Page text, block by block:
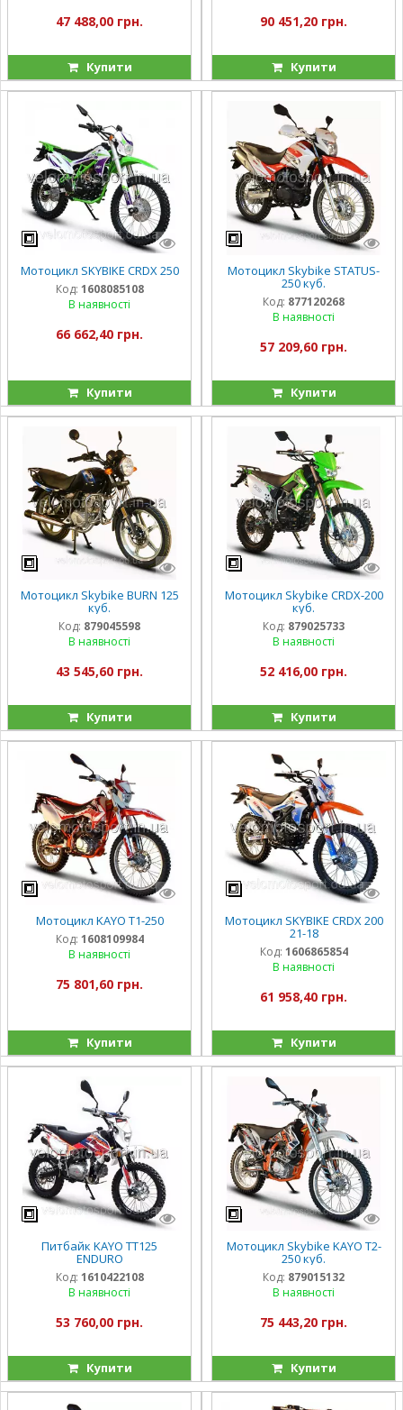
47 488,00 грн.
Купити
90 451,20 грн.
Купити
Мотоцикл SKYBIKE CRDX 250
Код: 1608085108
В наявності
66 662,40 грн.
Купити
Мотоцикл Skybike STATUS-
250 куб.
Код: 877120268
В наявності
57 209,60 грн.
Купити
Мотоцикл Skybike BURN 125
куб.
Код: 879045598
В наявності
43 545,60 грн.
Купити
Мотоцикл Skybike CRDX-200
куб.
Код: 879025733
В наявності
52 416,00 грн.
Купити
Мотоцикл KAYO T1-250
Код: 1608109984
В наявності
75 801,60 грн.
Купити
Мотоцикл SKYBIKE CRDX 200
21-18
Код: 1606865854
В наявності
61 958,40 грн.
Купити
Питбайк KAYO TT125
ENDURO
Код: 1610422108
В наявності
53 760,00 грн.
Купити
Мотоцикл Skybike KAYO T2-
250 куб.
Код: 879015132
В наявності
75 443,20 грн.
Купити